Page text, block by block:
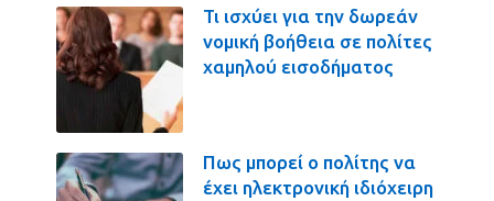
Τι ισχύει για την δωρεάν
νομική βοήθεια σε πολίτες
χαμηλού εισοδήματος
Πως μπορεί ο πολίτης να
έχει ηλεκτρονική ιδιόχειρη